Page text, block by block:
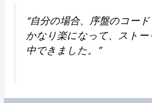
“自分の場合、序盤のコー
かなり楽になって、ストー
中できました。”